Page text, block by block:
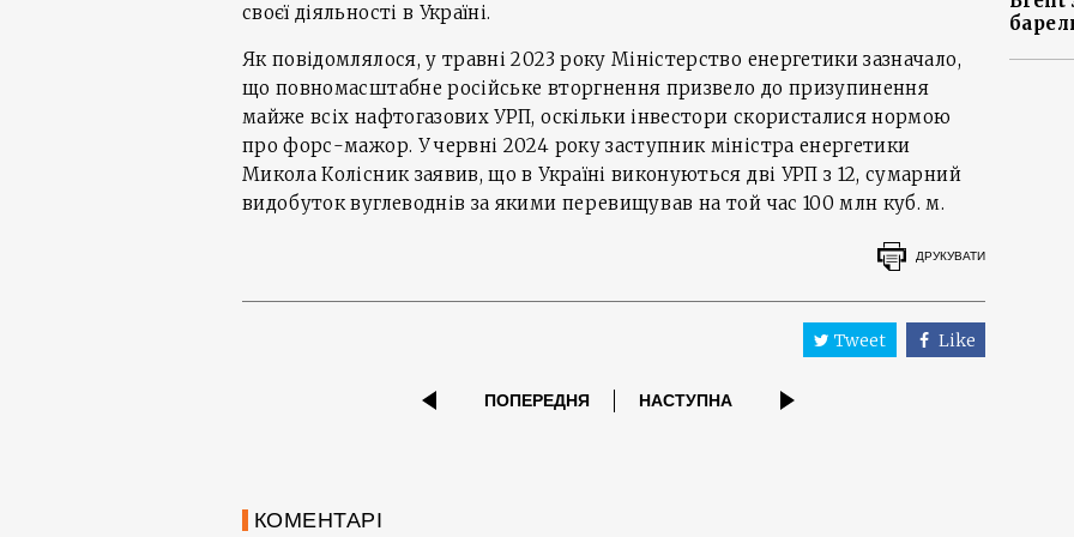
своєї діяльності в Україні.
Як повідомлялося, у травні 2023 року Міністерство енергетики зазначало,
що повномасштабне російське вторгнення призвело до призупинення
майже всіх нафтогазових УРП, оскільки інвестори скористалися нормою
про форс-мажор. У червні 2024 року заступник міністра енергетики
Микола Колісник заявив, що в Україні виконуються дві УРП з 12, сумарний
видобуток вуглеводнів за якими перевищував на той час 100 млн куб. м.
ДРУКУВАТИ
Tweet Like
ПОПЕРЕДНЯ НАСТУПНА
КОМЕНТАРІ